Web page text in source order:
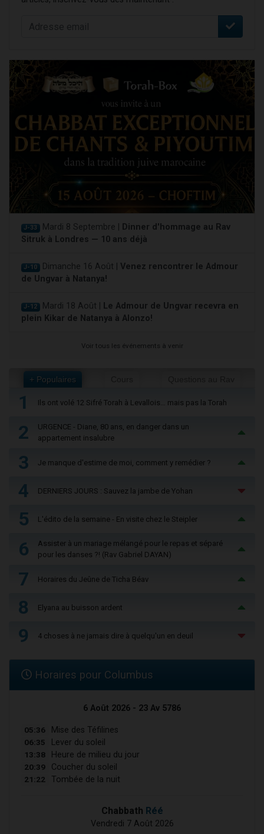
J-33 Mardi 8 Septembre |
Dinner d'hommage au Rav
Sitruk à Londres — 10 ans déjà
J-10 Dimanche 16 Août | Venez rencontrer le Admour
de Ungvar à Natanya!
J-12 Mardi 18 Août |
Le Admour de Ungvar recevra en
plein Kikar de Natanya à Alonzo!
Voir tous les événements à venir
+ Populaires
1 Ils ont volé 12 Sifré Torah à Levallois… mais pas la Torah
2
URGENCE - Diane, 80 ans, en danger dans un
appartement insalubre
3 Je manque d'estime de moi, comment y remédier ?
4 DERNIERS JOURS : Sauvez la jambe de Yohan
5 L'édito de la semaine - En visite chez le Steipler
6
Assister à un mariage mélangé pour le repas et séparé
pour les danses ?! (Rav Gabriel DAYAN)
7 Horaires du Jeûne de Ticha Béav
8 Elyana au buisson ardent
9 4 choses à ne jamais dire à quelqu'un en deuil
Horaires pour Columbus
6 Août 2026 - 23 Av 5786
05:36 Mise des Téfilines
06:35 Lever du soleil
13:38 Heure de milieu du jour
20:39 Coucher du soleil
21:22 Tombée de la nuit
Chabbath Réé
Vendredi 7 Août 2026